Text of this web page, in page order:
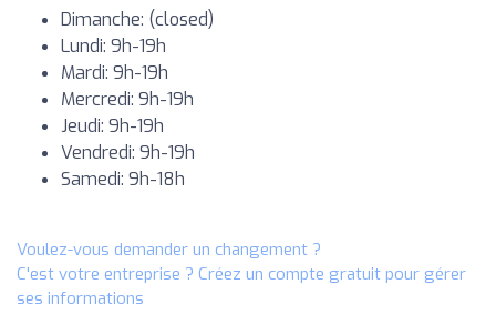
Dimanche: (closed)
Lundi: 9h-19h
Mardi: 9h-19h
Mercredi: 9h-19h
Jeudi: 9h-19h
Vendredi: 9h-19h
Samedi: 9h-18h
Voulez-vous demander un changement ?
C'est votre entreprise ? Créez un compte gratuit pour gérer
ses informations